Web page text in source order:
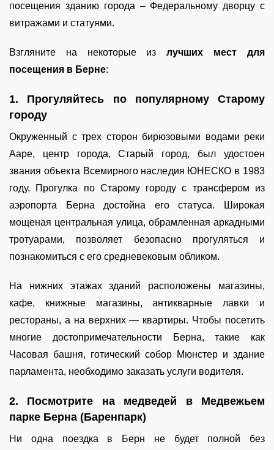
посещения зданию города – Федеральному дворцу с
витражами и статуями.
Взгляните на некоторые излучших мест для
посещения в Берне:
1. Прогуляйтесь по популярному Старому
городу
Окруженный с трех сторон бирюзовыми водами реки
Ааре, центр города, Старый город, был удостоен
звания объекта Всемирного наследия ЮНЕСКО в 1983
году. Прогулка по Старому городу с трансфером из
аэропорта Берна достойна его статуса. Широкая
мощеная центральная улица, обрамленная аркадными
тротуарами, позволяет безопасно прогуляться и
познакомиться с его средневековым обликом.
На нижних этажах зданий расположены магазины,
кафе, книжные магазины, антикварные лавки и
рестораны, а на верхних — квартиры. Чтобы посетить
многие достопримечательности Берна, такие как
Часовая башня, готический собор Мюнстер и здание
парламента, необходимо заказать услуги водителя.
2. Посмотрите на медведей в Медвежьем
парке Берна (Баренпарк)
Ни одна поездка в Берн не будет полной без